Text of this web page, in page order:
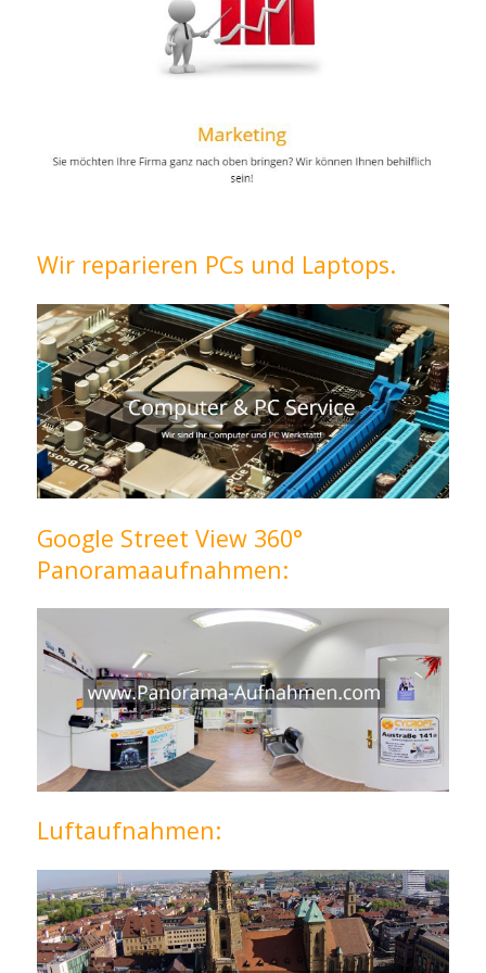
Wir reparieren PCs und Laptops.
Google Street View 360°
Panoramaaufnahmen:
Luftaufnahmen: